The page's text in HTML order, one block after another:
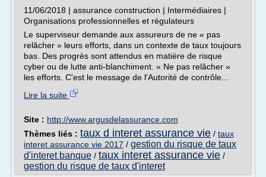
11/06/2018 | assurance construction | Intermédiaires |
Organisations professionnelles et régulateurs
Le superviseur demande aux assureurs de ne « pas
relâcher » leurs efforts, dans un contexte de taux toujours
bas. Des progrès sont attendus en matière de risque
cyber ou de lutte anti-blanchiment. « Ne pas relâcher »
les efforts. C'est le message de l'Autorité de contrôle...
Lire la suite
Site : http://www.argusdelassurance.com
Thèmes liés : taux d interet assurance vie / taux
interet assurance vie 2017 / gestion du risque de taux
d'interet banque / taux interet assurance vie /
gestion du risque de taux d'interet